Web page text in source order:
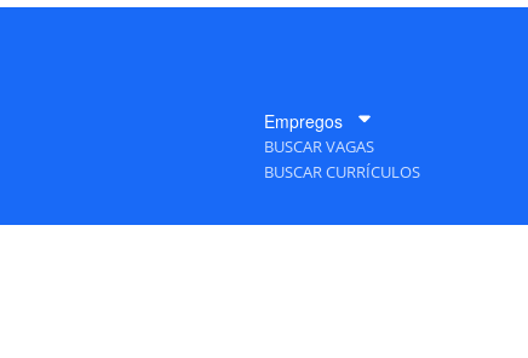
Empregos
BUSCAR VAGAS
BUSCAR CURRÍCULOS